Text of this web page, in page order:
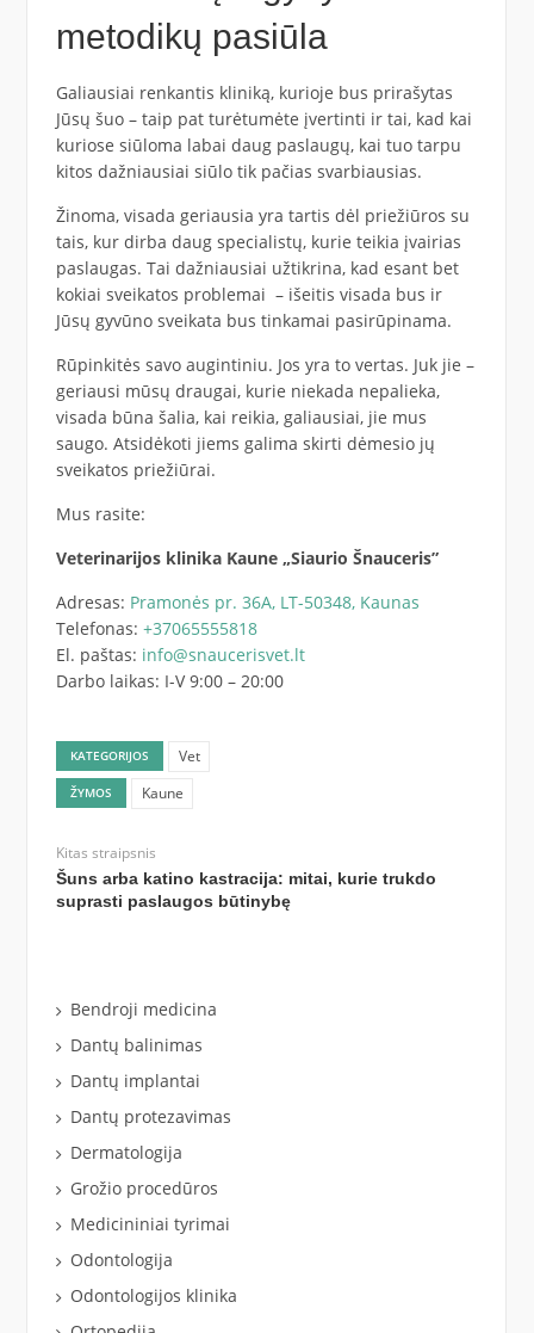
metodikų pasiūla
Galiausiai renkantis kliniką, kurioje bus prirašytas
Jūsų šuo – taip pat turėtumėte įvertinti ir tai, kad kai
kuriose siūloma labai daug paslaugų, kai tuo tarpu
kitos dažniausiai siūlo tik pačias svarbiausias.
Žinoma, visada geriausia yra tartis dėl priežiūros su
tais, kur dirba daug specialistų, kurie teikia įvairias
paslaugas. Tai dažniausiai užtikrina, kad esant bet
kokiai sveikatos problemai – išeitis visada bus ir
Jūsų gyvūno sveikata bus tinkamai pasirūpinama.
Rūpinkitės savo augintiniu. Jos yra to vertas. Juk jie –
geriausi mūsų draugai, kurie niekada nepalieka,
visada būna šalia, kai reikia, galiausiai, jie mus
saugo. Atsidėkoti jiems galima skirti dėmesio jų
sveikatos priežiūrai.
Mus rasite:
Veterinarijos klinika Kaune „Siaurio Šnauceris”
Adresas: Pramonės pr. 36A, LT-50348, Kaunas
Telefonas: +37065555818
El. paštas: info@snaucerisvet.lt
Darbo laikas: I-V 9:00 – 20:00
KATEGORIJOS Vet
ŽYMOS Kaune
Kitas straipsnis
Šuns arba katino kastracija: mitai, kurie trukdo
suprasti paslaugos būtinybę
Bendroji medicina
Dantų balinimas
Dantų implantai
Dantų protezavimas
Dermatologija
Grožio procedūros
Medicininiai tyrimai
Odontologija
Odontologijos klinika